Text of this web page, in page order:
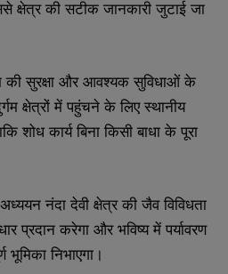
क्षेत्र की सटीक जानकारी जुटाई जा
की सुरक्षा और आवश्यक सुविधाओं के
क्षेत्रों में पहुंचने के लिए स्थानीय
शोध कार्य बिना किसी बाधा के पूरा
नंदा देवी क्षेत्र की जैव विविधता
प्रदान करेगा और भविष्य में पर्यावरण
निभाएगा।